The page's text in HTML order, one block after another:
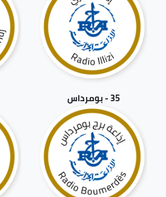
35 - بومرداس